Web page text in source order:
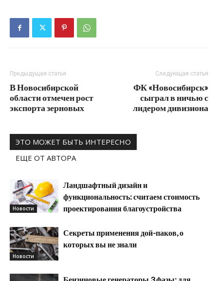
Предыдущая статья
В Новосибирской
области отмечен рост
экспорта зерновых
Следующая статья
ФК «Новосибирск»
сыграл в ничью с
лидером дивизиона
ЭТО МОЖЕТ БЫТЬ ИНТЕРЕСНО
ЕЩЕ ОТ АВТОРА
Новости
Ландшафтный дизайн и
функциональность: считаем стоимость
проектирования благоустройства
Новости
Секреты применения дой-паков, о
которых вы не знали